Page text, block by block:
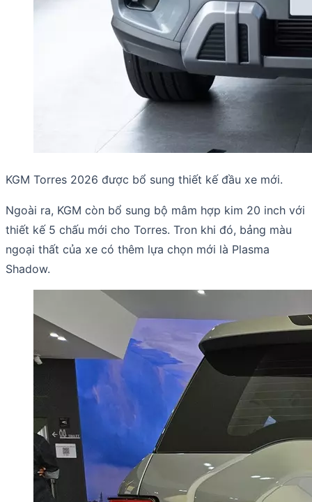
KGM Torres 2026 được bổ sung thiết kế đầu xe mới.
Ngoài ra, KGM còn bổ sung bộ mâm hợp kim 20 inch với
thiết kế 5 chấu mới cho Torres. Tron khi đó, bảng màu
ngoại thất của xe có thêm lựa chọn mới là Plasma
Shadow.